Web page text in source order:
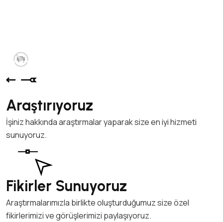
Araştırıyoruz
İşiniz hakkında araştırmalar yaparak size en iyi hizmeti
sunuyoruz.
Fikirler Sunuyoruz
Araştırmalarımızla birlikte oluşturduğumuz size özel
fikirlerimizi ve görüşlerimizi paylaşıyoruz.